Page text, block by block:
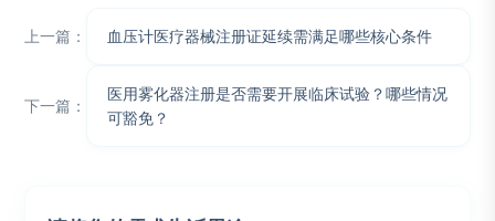
上一篇： 血压计医疗器械注册证延续需满足哪些核心条件
下一篇：
医用雾化器注册是否需要开展临床试验？哪些情况
可豁免？